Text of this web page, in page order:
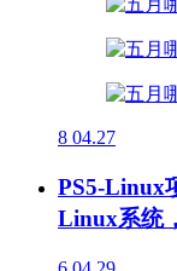
8 04.27
PS5-Linux
Linux系统